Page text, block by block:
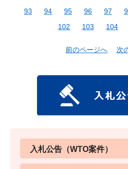
93
94 95 96 97
102
103 104
前のページへ 次
入札公告（WTO案件）